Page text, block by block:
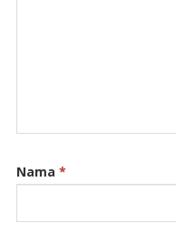
Nama *